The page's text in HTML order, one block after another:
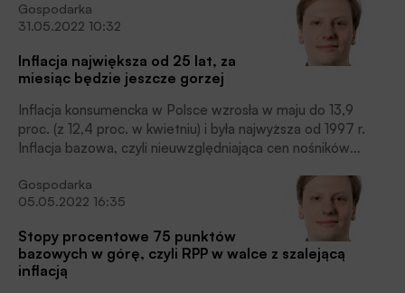
głównych walut, na kolejne straty. Za duża dobije polskich
kredytobiorców i może przyczynić się do jeszcze
gwałtowniejszego hamowania gospodarki. Analityk
Cinkciarz.pl spodziewa się trzeciego z rzędu ruchu o 75 pkt
bazowych.
Gospodarka
31.05.2022 10:32
Inflacja największa od 25 lat, za
miesiąc będzie jeszcze gorzej
Inflacja konsumencka w Polsce wzrosła w maju do 13,9
proc. (z 12,4 proc. w kwietniu) i była najwyższa od 1997 r.
Inflacja bazowa, czyli nieuwzględniająca cen nośników
przekroczyła w maju pułap 8,0 proc.
Gospodarka
05.05.2022 16:35
Stopy procentowe 75 punktów
bazowych w górę, czyli RPP w walce z szalejącą
inflacją